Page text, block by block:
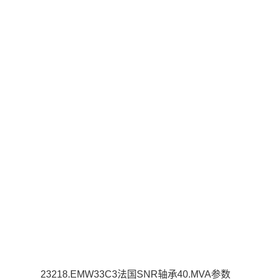
23218.EMW33C3法国SNR轴承40.MVA参数